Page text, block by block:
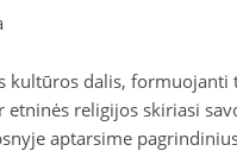
kultūros dalis,
etninės religijos skiriasi
aptarsime